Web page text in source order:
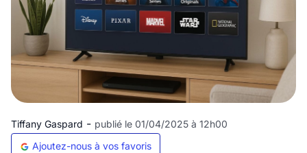
Tiffany Gaspard - publié le 01/04/2025 à 12h00
Ajoutez-nous à vos favoris